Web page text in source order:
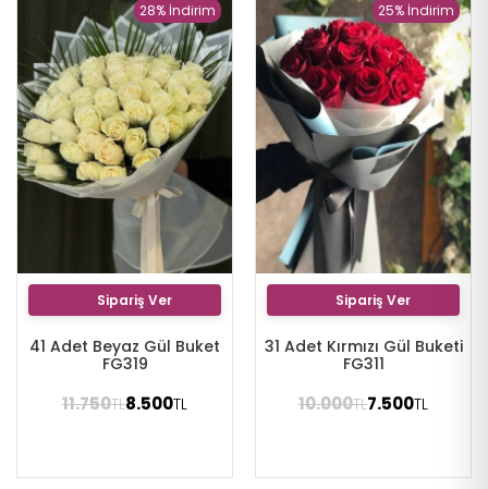
28% İndirim
Sipariş Ver
41 Adet Beyaz Gül Buket
FG319
11.750TL8.500TL
25% İndirim
Sipariş Ver
31 Adet Kırmızı Gül Buketi
FG311
10.000TL7.500TL